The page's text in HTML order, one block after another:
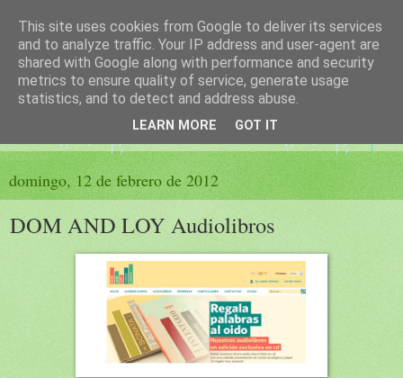
El sueño de las palabras
PÁGINA LITERARIA DE FELISA MORENO
domingo, 12 de febrero de 2012
DOM AND LOY Audiolibros
This site uses cookies from Google to deliver its services
and to analyze traffic. Your IP address and user-agent are
shared with Google along with performance and security
metrics to ensure quality of service, generate usage
statistics, and to detect and address abuse.
LEARN MORE GOT IT